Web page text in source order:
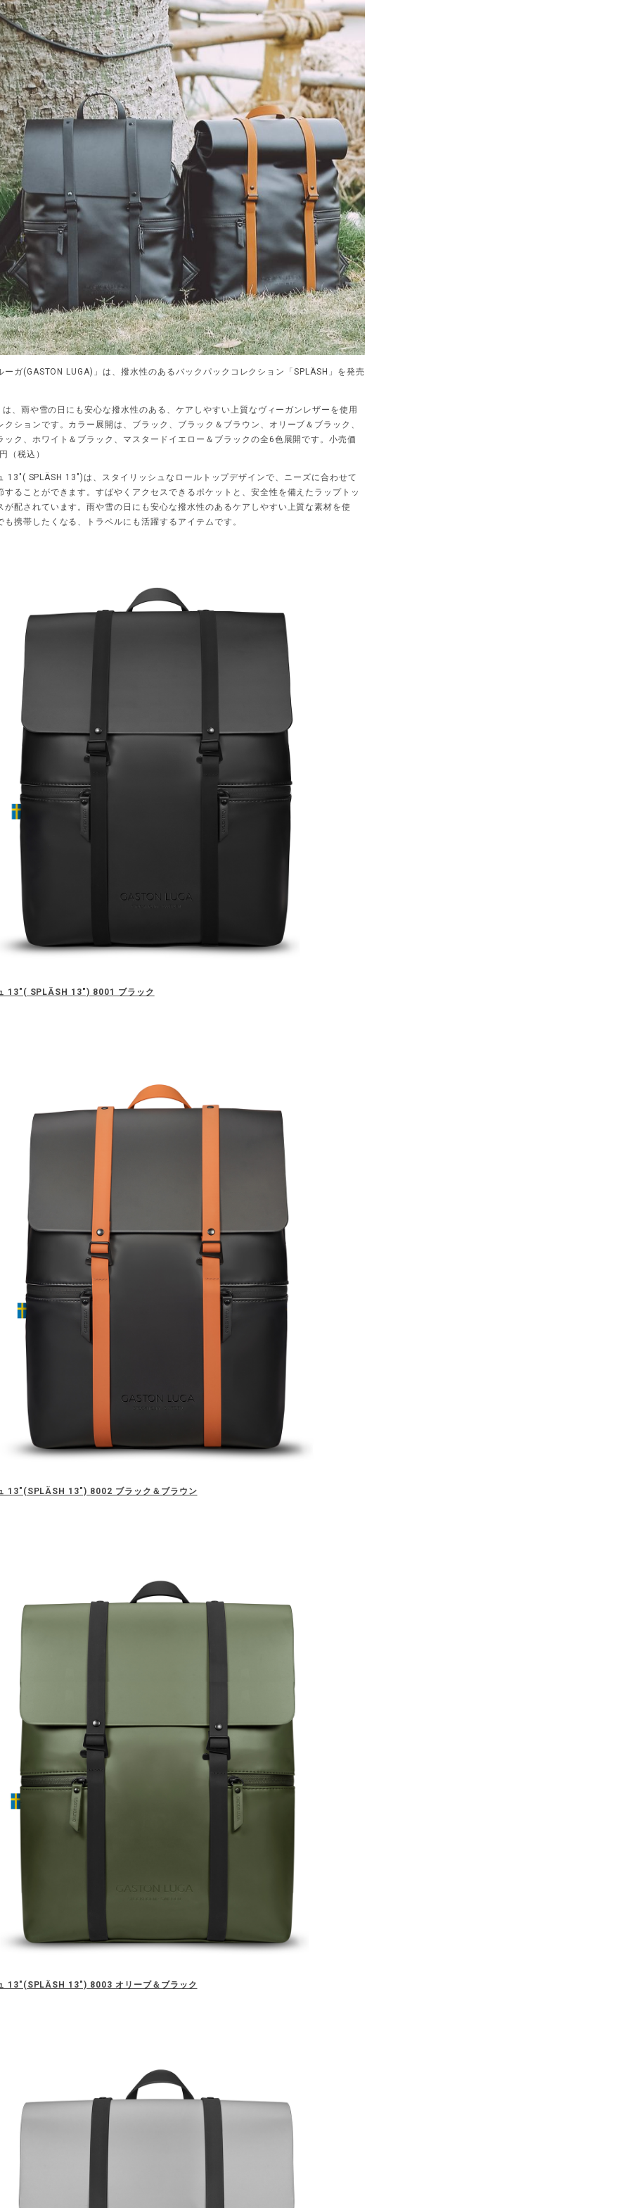
ーガ(GASTON LUGA)」は、撥水性のあるバックパックコレクション「SPLÄSH」を発売
は、雨や雪の日にも安心な撥水性のある、ケアしやすい上質なヴィーガンレザーを使用
クションです。カラー展開は、ブラック、ブラック＆ブラウン、オリーブ＆ブラック、
ック、ホワイト＆ブラック、マスタードイエロー＆ブラックの全6色展開です。小売価
（税込）
13"( SPLÄSH 13")は、スタイリッシュなロールトップデザインで、ニーズに合わせて
することができます。すばやくアクセスできるポケットと、安全性を備えたラップトッ
が配されています。雨や雪の日にも安心な撥水性のあるケアしやすい上質な素材を使
も携帯したくなる、トラベルにも活躍するアイテムです。
13"( SPLÄSH 13") 8001 ブラック
13"(SPLÄSH 13") 8002 ブラック＆ブラウン
13"(SPLÄSH 13") 8003 オリーブ＆ブラック